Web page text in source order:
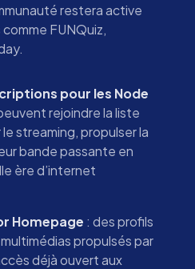
restera active
FUNQuiz,
pour les Node
rejoindre la liste
streaming, propulser la
bande passante en
ère d’internet
Homepage : des profils
propulsés par
déjà ouvert aux